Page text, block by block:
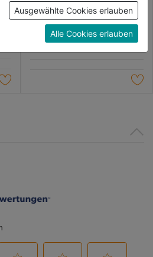
0.0 (0)
5
6,29€
Infos zu den
unter "Cookies
auswählen, welche Cookies
welche nicht.
.
Ausgewählte Cookies erlauben
Alle Cookies erlauben